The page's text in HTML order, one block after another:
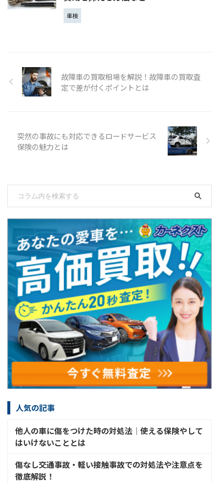
車検
故障車の買取相場を解説！故障車の買取査
定で差が付くポイントとは
突然の事故にも対応できるロードサービス
保険の魅力とは
人気の記事
他人の車に傷をつけた時の対処法│使える保険やして
はいけないこととは
傷なし交通事故・軽い接触事故での対処法や注意点を
徹底解説！